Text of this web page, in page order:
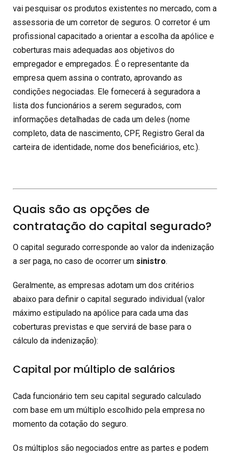
vai pesquisar os produtos existentes no mercado, com a
assessoria de um corretor de seguros. O corretor é um
profissional capacitado a orientar a escolha da apólice e
coberturas mais adequadas aos objetivos do
empregador e empregados. É o representante da
empresa quem assina o contrato, aprovando as
condições negociadas. Ele fornecerá à seguradora a
lista dos funcionários a serem segurados, com
informações detalhadas de cada um deles (nome
completo, data de nascimento, CPF, Registro Geral da
carteira de identidade, nome dos beneficiários, etc.).
Quais são as opções de
contratação do capital segurado?
O capital segurado corresponde ao valor da indenização
a ser paga, no caso de ocorrer um sinistro.
Geralmente, as empresas adotam um dos critérios
abaixo para definir o capital segurado individual (valor
máximo estipulado na apólice para cada uma das
coberturas previstas e que servirá de base para o
cálculo da indenização):
Capital por múltiplo de salários
Cada funcionário tem seu capital segurado calculado
com base em um múltiplo escolhido pela empresa no
momento da cotação do seguro.
Os múltiplos são negociados entre as partes e podem